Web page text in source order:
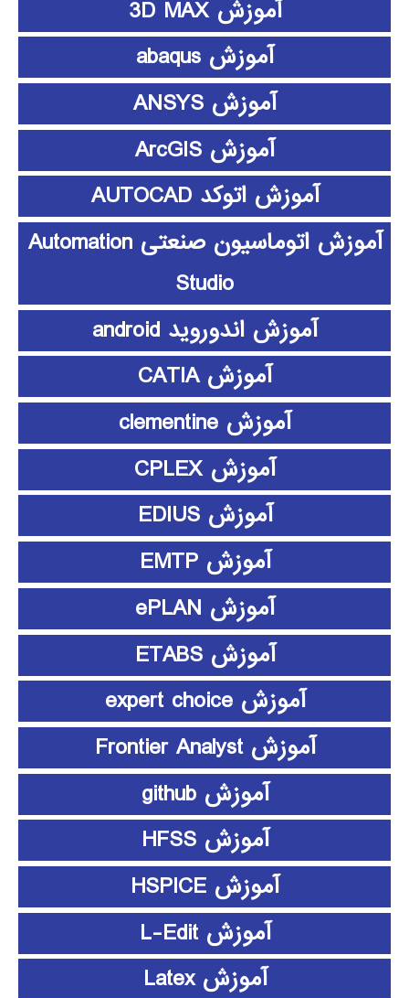
آموزش 3D MAX
آموزش abaqus
آموزش ANSYS
آموزش ArcGIS
آموزش اتوکد AUTOCAD
آموزش اتوماسیون صنعتی Automation
Studio
آموزش اندوروید android
آموزش CATIA
آموزش clementine
آموزش CPLEX
آموزش EDIUS
آموزش EMTP
آموزش ePLAN
آموزش ETABS
آموزش expert choice
آموزش Frontier Analyst
آموزش github
آموزش HFSS
آموزش HSPICE
آموزش L-Edit
آموزش Latex